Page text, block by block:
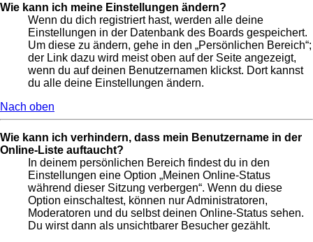
Wie kann ich meine Einstellungen ändern?
Wenn du dich registriert hast, werden alle deine
Einstellungen in der Datenbank des Boards gespeichert.
Um diese zu ändern, gehe in den „Persönlichen Bereich“;
der Link dazu wird meist oben auf der Seite angezeigt,
wenn du auf deinen Benutzernamen klickst. Dort kannst
du alle deine Einstellungen ändern.
Nach oben
Wie kann ich verhindern, dass mein Benutzername in der
Online-Liste auftaucht?
In deinem persönlichen Bereich findest du in den
Einstellungen eine Option „Meinen Online-Status
während dieser Sitzung verbergen“. Wenn du diese
Option einschaltest, können nur Administratoren,
Moderatoren und du selbst deinen Online-Status sehen.
Du wirst dann als unsichtbarer Besucher gezählt.